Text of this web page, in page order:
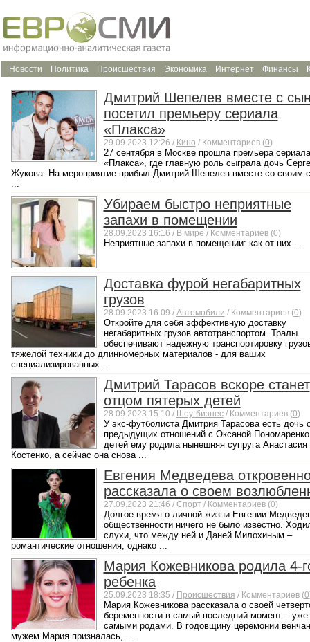
Финансы
Интернет
Экономика
Происшествия
Политика
Новости
Дмитрий Шепелев вместе с
посетил премьеру сериала
«Плакса»
29.09.2023 12:26 / Кино / Комментариев (0)
27 сентября в Москве прошла премьера сериала
«Плакса», где главную роль сыграла дочь
Жукова. На мероприятие прибыл Дмитрий Шепелев вместе со своим
...
Убираем быстро неприятные
запахи в помещении
28.09.2023 16:16 / В мире / Комментариев (0)
Неприятные запахи в помещении: как от них ...
Доставка фурой негабаритных
грузов
28.09.2023 16:09 / Автомобили / Комментариев (0)
Откройте для себя эффективную доставку
негабаритных грузов автотранспортом. Тралы
обеспечивают надежную транспортировку
тяжелой техники до длинномерных материалов - для ваших
специализированных ...
Дмитрий Тарасов вскоре станет
отцом пятерых детей
28.09.2023 15:10 / Шоу-бизнес/ Комментариев (0)
У экс-футболиста Дмитрия Тарасова есть дочь
предыдущих отношений с Оксаной
детей ему родила нынешняя супруга Анастасия
Костенко, а сейчас она снова ...
Евгения Медведева
рассказала о своем
27.09.2023 21:46 / Спорт / Комментариев (0)
Долгое время о личной жизни Евгении
общественности ничего не было известно.
слухи, что между ней и Даней Милохиным –
романтические отношения, однако ...
Мария Кожевникова родила 4-
ребенка
25.09.2023 18:35 / Происшествия / Комментариев (0
Мария Кожевникова рассказала о своей
беременности в самый последний момент – уже
самыми родами. В годовщину церемонии
мужем Мария призналась, ...